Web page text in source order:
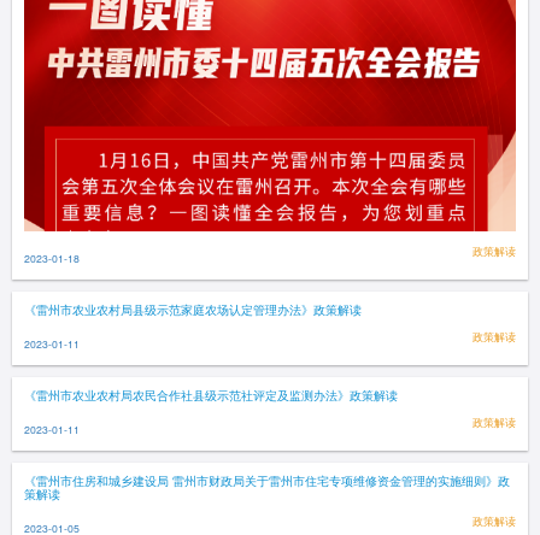
2023-01-18 政策解读
《雷州市农业农村局县级示范家庭农场认定管理办法》政策解读
2023-01-11 政策解读
《雷州市农业农村局农民合作社县级示范社评定及监测办法》政策解读
2023-01-11 政策解读
《雷州市住房和城乡建设局 雷州市财政局关于雷州市住宅专项维修资金管理的实施细则》政
策解读
2023-01-05 政策解读